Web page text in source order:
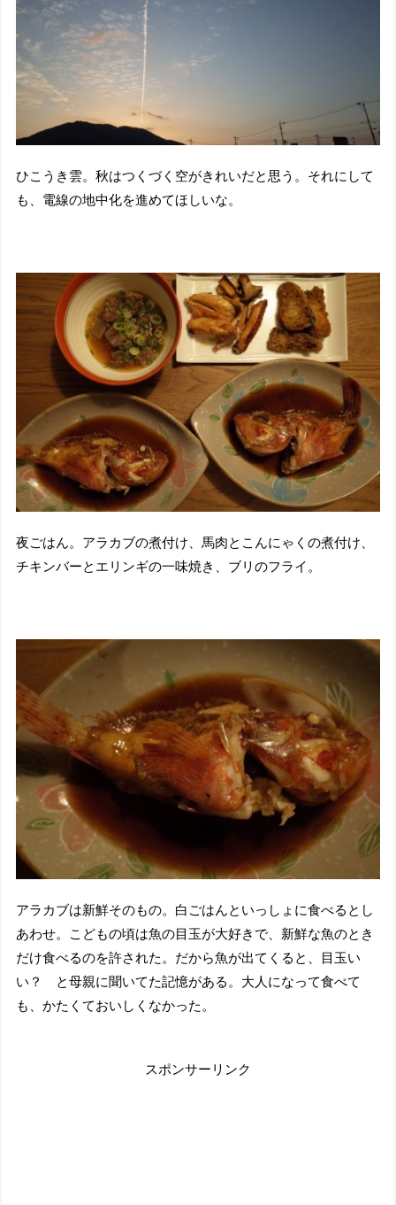
ひこうき雲。秋はつくづく空がきれいだと思う。それにして
も、電線の地中化を進めてほしいな。
夜ごはん。アラカブの煮付け、馬肉とこんにゃくの煮付け、
チキンバーとエリンギの一味焼き、ブリのフライ。
アラカブは新鮮そのもの。白ごはんといっしょに食べるとし
あわせ。こどもの頃は魚の目玉が大好きで、新鮮な魚のとき
だけ食べるのを許された。だから魚が出てくると、目玉い
い？ と母親に聞いてた記憶がある。大人になって食べて
も、かたくておいしくなかった。
スポンサーリンク